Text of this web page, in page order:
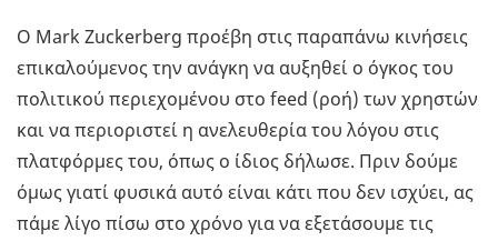
Ο Mark Zuckerberg προέβη στις παραπάνω κινήσεις
επικαλούμενος την ανάγκη να αυξηθεί ο όγκος του
πολιτικού περιεχομένου στο feed (ροή) των χρηστών
και να περιοριστεί η ανελευθερία του λόγου στις
πλατφόρμες του, όπως ο ίδιος δήλωσε. Πριν δούμε
όμως γιατί φυσικά αυτό είναι κάτι που δεν ισχύει, ας
πάμε λίγο πίσω στο χρόνο για να εξετάσουμε τις